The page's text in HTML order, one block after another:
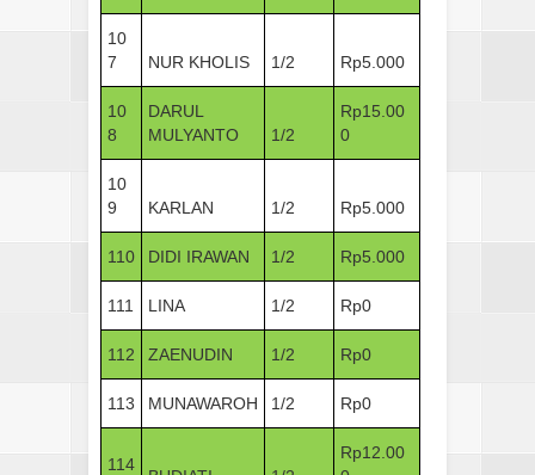
10
7
NUR KHOLIS 1/2 Rp5.000
10
8
DARUL
MULYANTO
1/2
Rp15.00
0
10
9
KARLAN 1/2 Rp5.000
110 DIDI IRAWAN 1/2 Rp5.000
111 LINA 1/2 Rp0
112 ZAENUDIN 1/2 Rp0
113 MUNAWAROH 1/2 Rp0
114
Rp12.00